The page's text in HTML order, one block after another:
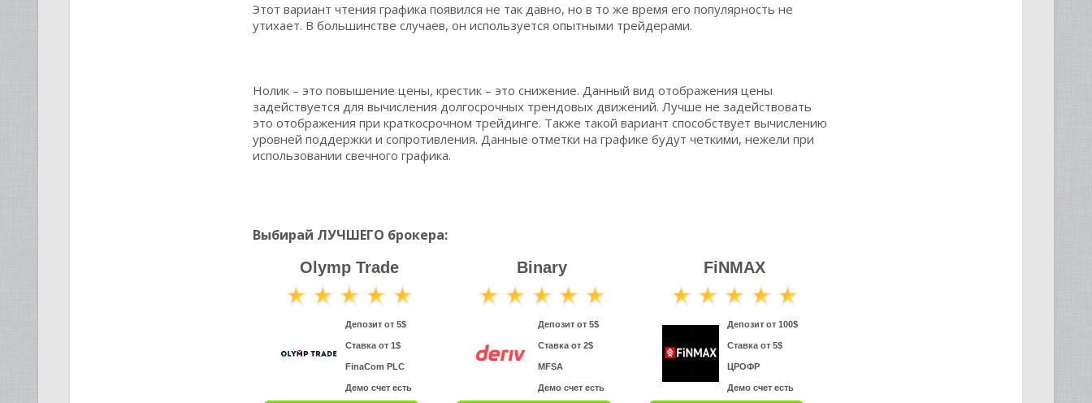
Этот вариант чтения графика появился не так давно, но в то же время его популярность не
утихает. В большинстве случаев, он используется опытными трейдерами.
Нолик – это повышение цены, крестик – это снижение. Данный вид отображения цены
задействуется для вычисления долгосрочных трендовых движений. Лучше не задействовать
это отображения при краткосрочном трейдинге. Также такой вариант способствует вычислению
уровней поддержки и сопротивления. Данные отметки на графике будут четкими, нежели при
использовании свечного графика.
Выбирай ЛУЧШЕГО брокера:
Olymp Trade
Депозит от 5$
Ставка от 1$
FinaCom PLC
Демо счет есть
Binary
Депозит от 5$
Ставка от 2$
MFSA
Демо счет есть
FiNMAX
Депозит от 100$
Ставка от 5$
ЦРОФР
Демо счет есть